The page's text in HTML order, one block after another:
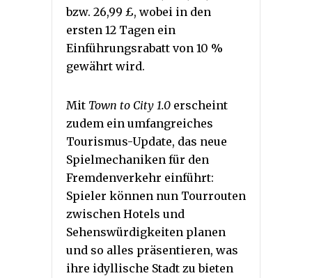
bzw. 26,99 £, wobei in den
ersten 12 Tagen ein
Einführungsrabatt von 10 %
gewährt wird.
Mit Town to City 1.0 erscheint
zudem ein umfangreiches
Tourismus-Update, das neue
Spielmechaniken für den
Fremdenverkehr einführt:
Spieler können nun Tourrouten
zwischen Hotels und
Sehenswürdigkeiten planen
und so alles präsentieren, was
ihre idyllische Stadt zu bieten